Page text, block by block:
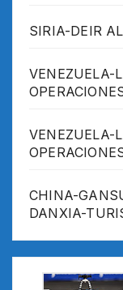
SIRIA-DEIR
VENEZUELA-
VENEZUELA-
CHINA-
DANXIA-